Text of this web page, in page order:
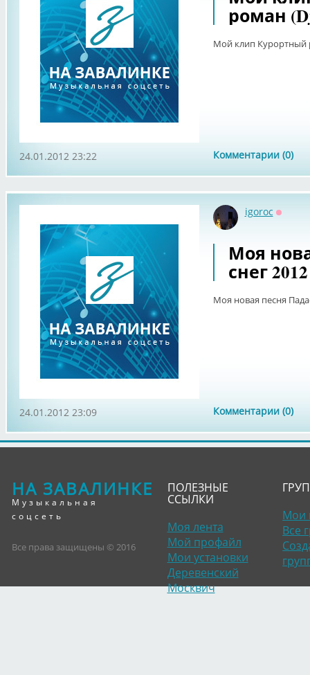
роман
Мой клип Курортный
Комментарии (0)
24.01.2012 23:22
igoroc
Моя
снег
Моя новая песня
Комментарии (0)
24.01.2012 23:09
НА ЗАВАЛИНКЕ
Музыкальная
соцсеть
Все права защищены © 2016
ПОЛЕЗНЫЕ
ССЫЛКИ
Моя лента
Мой профайл
Мои установки
Деревенский
Москвич
Мои
Все